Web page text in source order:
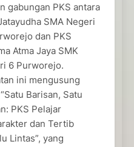
gabungan PKS antara
SMA Negeri
dan PKS
Atma Jaya SMK
6 Purworejo.
ini mengusung
Barisan, Satu
PKS Pelajar
dan Tertib
Lintas”, yang